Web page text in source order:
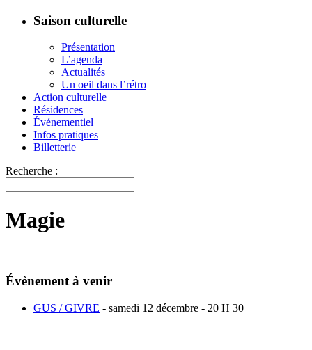
Saison culturelle
Présentation
L’agenda
Actualités
Un oeil dans l’rétro
Action culturelle
Résidences
Événementiel
Infos pratiques
Billetterie
Recherche :
Magie
Évènement à venir
GUS / GIVRE - samedi 12 décembre - 20 H 30